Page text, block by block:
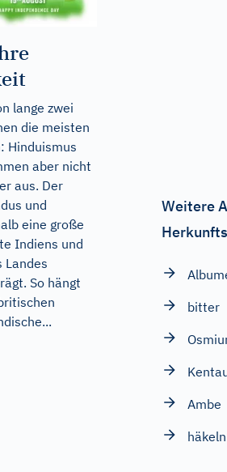
lange zwei
die meisten
Hinduismus
aber nicht
aus. Der
und
eine große
Indiens und
Landes
So hängt
Weitere
bitter
Ambe
häkeln